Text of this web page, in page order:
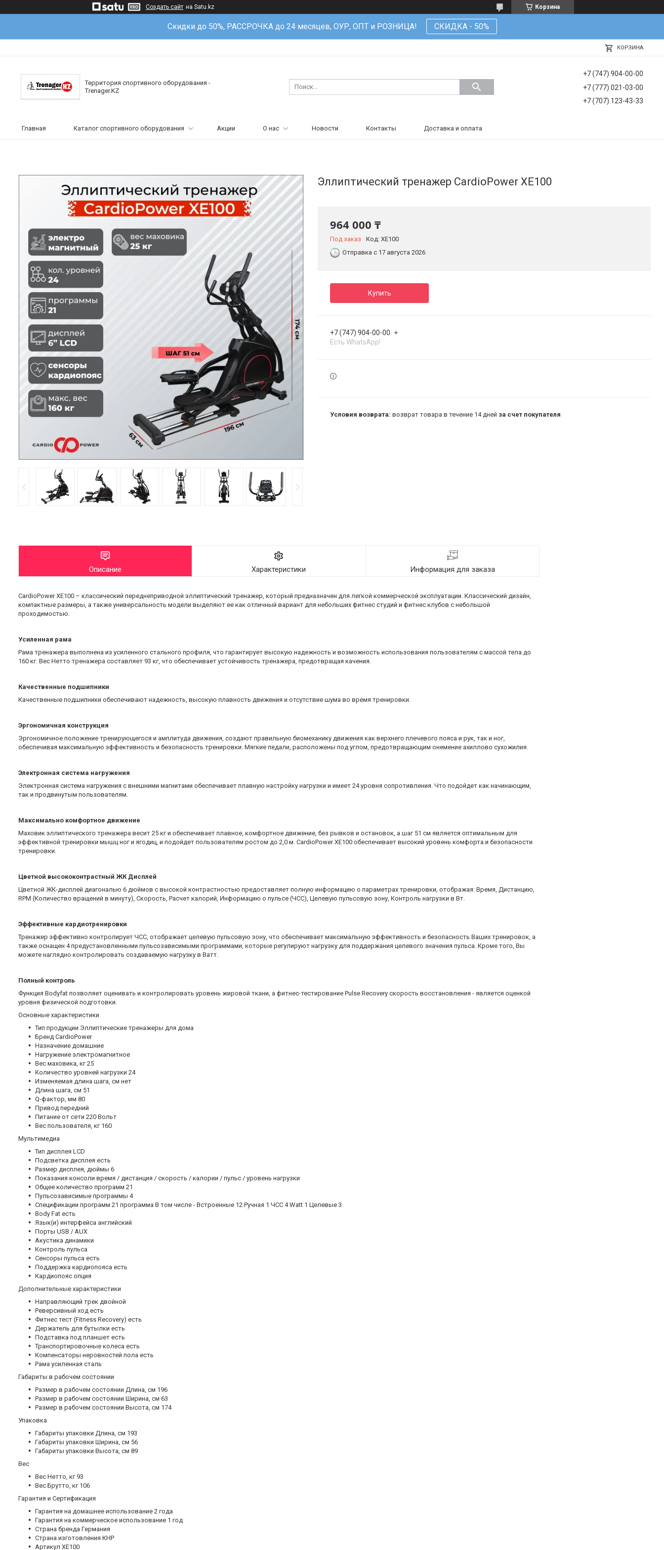
Создать сайт на Satu.kz Корзина
Скидки до 50%, РАССРОЧКА до 24 месяцев, ОУР, ОПТ и РОЗНИЦА! СКИДКА - 50%
КОРЗИНА
Территория спортивного оборудования -
Trenager.KZ
+7 (747) 904-00-00
+7 (777) 021-03-00
+7 (707) 123-43-33
Главная Каталог спортивного оборудования Акции О нас Новости Контакты Доставка и оплата
Эллиптический тренажер CardioPower XE100
964 000 ₸
Под заказ Код: XE100
Отправка с 17 августа 2026
Купить
+7 (747) 904-00-00
Есть WhatsApp!
возврат товара в течение 14 дней за счет покупателя
Описание Характеристики Информация для заказа
CardioPower XE100 – классический переднеприводной эллиптический тренажер, который предназначен для легкой коммерческой эксплуатации. Классический дизайн,
компактные размеры, а также универсальность модели выделяют ее как отличный вариант для небольших фитнес студий и фитнес клубов с небольшой
проходимостью.
Усиленная рама
Рама тренажера выполнена из усиленного стального профиля, что гарантирует высокую надежность и возможность использования пользователям с массой тела до
160 кг. Вес Нетто тренажера составляет 93 кг, что обеспечивает устойчивость тренажера, предотвращая качения.
Качественные подшипники
Качественные подшипники обеспечивают надежность, высокую плавность движения и отсутствие шума во время тренировки.
Эргономичная конструкция
Эргономичное положение тренирующегося и амплитуда движения, создают правильную биомеханику движения как верхнего плечевого пояса и рук, так и ног,
обеспечивая максимальную эффективность и безопасность тренировки. Мягкие педали, расположены под углом, предотвращающим онемение ахиллово сухожилия.
Электронная система нагружения
Электронная система нагружения с внешними магнитами обеспечивает плавную настройку нагрузки и имеет 24 уровня сопротивления. Что подойдет как начинающим,
так и продвинутым пользователям.
Максимально комфортное движение
Маховик эллиптического тренажера весит 25 кг и обеспечивает плавное, комфортное движение, без рывков и остановок, а шаг 51 см является оптимальным для
эффективной тренировки мышц ног и ягодиц, и подойдет пользователям ростом до 2,0 м. CardioPower XE100 обеспечивает высокий уровень комфорта и безопасности
тренировки.
Цветной высококонтрастный ЖК Дисплей
Цветной ЖК-дисплей диагональю 6 дюймов с высокой контрастностью предоставляет полную информацию о параметрах тренировки, отображая: Время, Дистанцию,
RPM (Количество вращений в минуту), Скорость, Расчет калорий, Информацию о пульсе (ЧСС), Целевую пульсовую зону, Контроль нагрузки в Вт.
Эффективные кардиотренировки
Тренажер эффективно контролирует ЧСС, отображает целевую пульсовую зону, что обеспечивает максимальную эффективность и безопасность Ваших тренировок, а
также оснащен 4 предустановленными пульсозависимыми программами, которые регулируют нагрузку для поддержания целевого значения пульса. Кроме того, Вы
можете наглядно контролировать создаваемую нагрузку в Ватт.
Полный контроль
Функция Bodyfat позволяет оценивать и контролировать уровень жировой ткани, а фитнес-тестирование Pulse Recovery скорость восстановления - является оценкой
уровня физической подготовки.
Основные xарактеристики
Тип продукции Эллиптические тренажеры для дома
Бренд CardioPower
Назначение домашние
Нагружение электромагнитное
Вес маховика, кг 25
Количество уровней нагрузки 24
Изменяемая длина шага, см нет
Длина шага, см 51
Q-фактор, мм 80
Привод передний
Питание от сети 220 Вольт
Вес пользователя, кг 160
Мультимедиа
Тип дисплея LCD
Подсветка дисплея есть
Размер дисплея, дюймы 6
Показания консоли время / дистанция / скорость / калории / пульс / уровень нагрузки
Общее количество программ 21
Пульсозависимые программы 4
Спецификации программ 21 программа В том числе - Встроенные 12 Ручная 1 ЧСС 4 Watt 1 Целевые 3
Body Fat есть
Язык(и) интерфейса английский
Порты USB / AUX
Акустика динамики
Контроль пульса
Сенсоры пульса есть
Поддержка кардиопояса есть
Кардиопояс опция
Дополнительные xарактеристики
Направляющий трек двойной
Реверсивный ход есть
Фитнес тест (Fitness Recovery) есть
Держатель для бутылки есть
Подставка под планшет есть
Транспортировочные колеса есть
Компенсаторы неровностей пола есть
Рама усиленная сталь
Габариты в рабочем состоянии
Размер в рабочем состоянии Длина, см 196
Размер в рабочем состоянии Ширина, см 63
Размер в рабочем состоянии Высота, см 174
Упаковка
Габариты упаковки Длина, см 193
Габариты упаковки Ширина, см 56
Габариты упаковки Высота, см 89
Вес
Вес Нетто, кг 93
Вес Брутто, кг 106
Гарантия и Сертификация
Гарантия на домашнее использование 2 года
Гарантия на коммерческое использование 1 год
Страна бренда Германия
Страна изготовления КНР
Артикул XE100